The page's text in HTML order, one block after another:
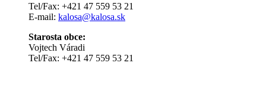
Tel/Fax: +421 47 559 53 21
E-mail: kalosa@kalosa.sk
Starosta obce:
Vojtech Váradi
Tel/Fax: +421 47 559 53 21